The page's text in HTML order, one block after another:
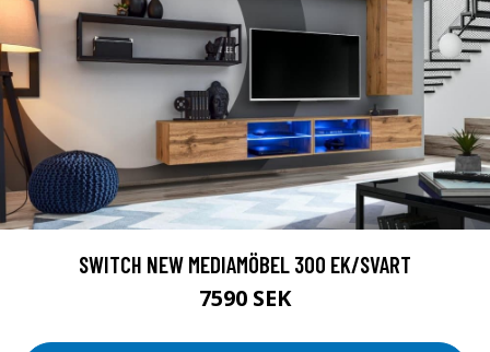
SWITCH NEW MEDIAMÖBEL 300 EK/SVART
7590 SEK